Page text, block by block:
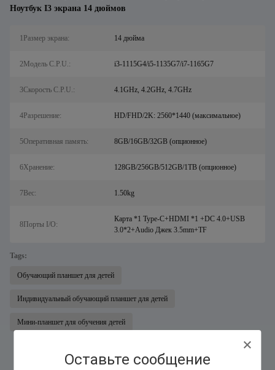
Оставьте сообщение
Ноутбук I3 экрана 14 дюймов
1Размер экрана: 14 дюйма
2Модель C.P.U.: i3-1115G4/i5-1135G7/i7-1165G7
3Скорость C.P.U.: 4.1GHz, 4.2GHz, 4.7GHz
4Разрешение: HD/FHD/2K: 2560*1440 (максимальное)
5Оперативная память: 8GB/16GB/32GB (опционное)
6Хранение: 128GB/256GB/512GB/1TB (опционное)
7Вес: 1.50kg
8Порты I/O:
Карта *1 Type-C+HDMI *1 +DC 4.0+USB
3.0*2+Audio Джек 3.5mm+TF
Tags:
Обучающий планшет для детей
Индивидуальный обучающий планшет для детей
Мини-планшет для обучения детей